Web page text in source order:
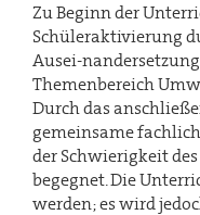
Zu Beginn der
Schüleraktivierung
Ausei-
Themenbereich
Durch das
gemeinsame
der Schwierigkeit
begegnet. Die
werden; es wird